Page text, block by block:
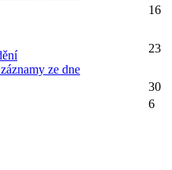
16
ze dne
23
30
6